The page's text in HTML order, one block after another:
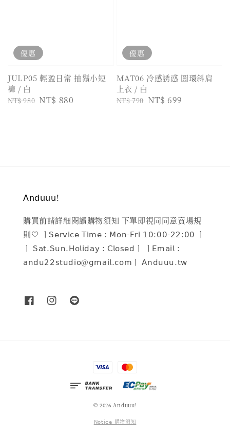
優惠
JULP05 輕盈日常 抽鬚小短
褲 / 白
Regular
NT$ 980 Sale
NT$ 880
優惠
MAT06 冷感誘惑 圓環斜肩
上衣 / 白
Regular
NT$ 790 Sale
NT$ 699
𝖠𝗇𝖽𝗎𝗎𝗎!
購買前請詳細閱讀購物須知 下單即視同同意賣場規
則🤍 ㅣ𝖲𝖾𝗋𝗏𝗂𝖼𝖾 𝖳𝗂𝗆𝖾 : 𝖬𝗈𝗇-𝖥𝗋𝗂 𝟣𝟢:𝟢𝟢-𝟤𝟤:𝟢𝟢 ㅣ
ㅣ 𝖲𝖺𝗍.𝖲𝗎𝗇.𝖧𝗈𝗅𝗂𝖽𝖺𝗒 : 𝖢𝗅𝗈𝗌𝖾𝖽ㅣ ㅣ𝖤𝗆𝖺𝗂𝗅 :
𝖺𝗇𝖽𝗎𝟤𝟤𝗌𝗍𝗎𝖽𝗂𝗈@𝗀𝗆𝖺𝗂𝗅.𝖼𝗈𝗆ㅣ 𝖠𝗇𝖽𝗎𝗎𝗎.𝗍𝗐
© 2026 Anduuu!
𝖭𝗈𝗍𝗂𝖼𝖾 購物須知